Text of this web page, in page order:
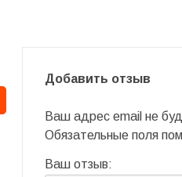
Добавить отзыв
Ваш адрес email не
Обязательные поля
Ваш отзыв: